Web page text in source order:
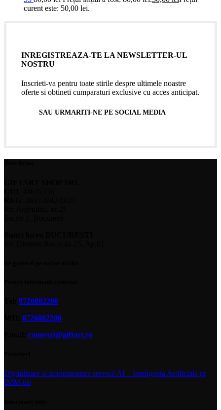
curent este: 50,00 lei.
INREGISTREAZA-TE LA NEWSLETTER-UL
NOSTRU
Inscrieti-va pentru toate stirile despre ultimele noastre
oferte si obtineti cumparaturi exclusive cu acces anticipat.
SAU URMARITI-NE PE SOCIAL MEDIA
0726882286
0726882286
comenzi@giftart.ro
Digitalizare si implementare servicii AI – Inteligenta Artificiala pt
IMM-uri